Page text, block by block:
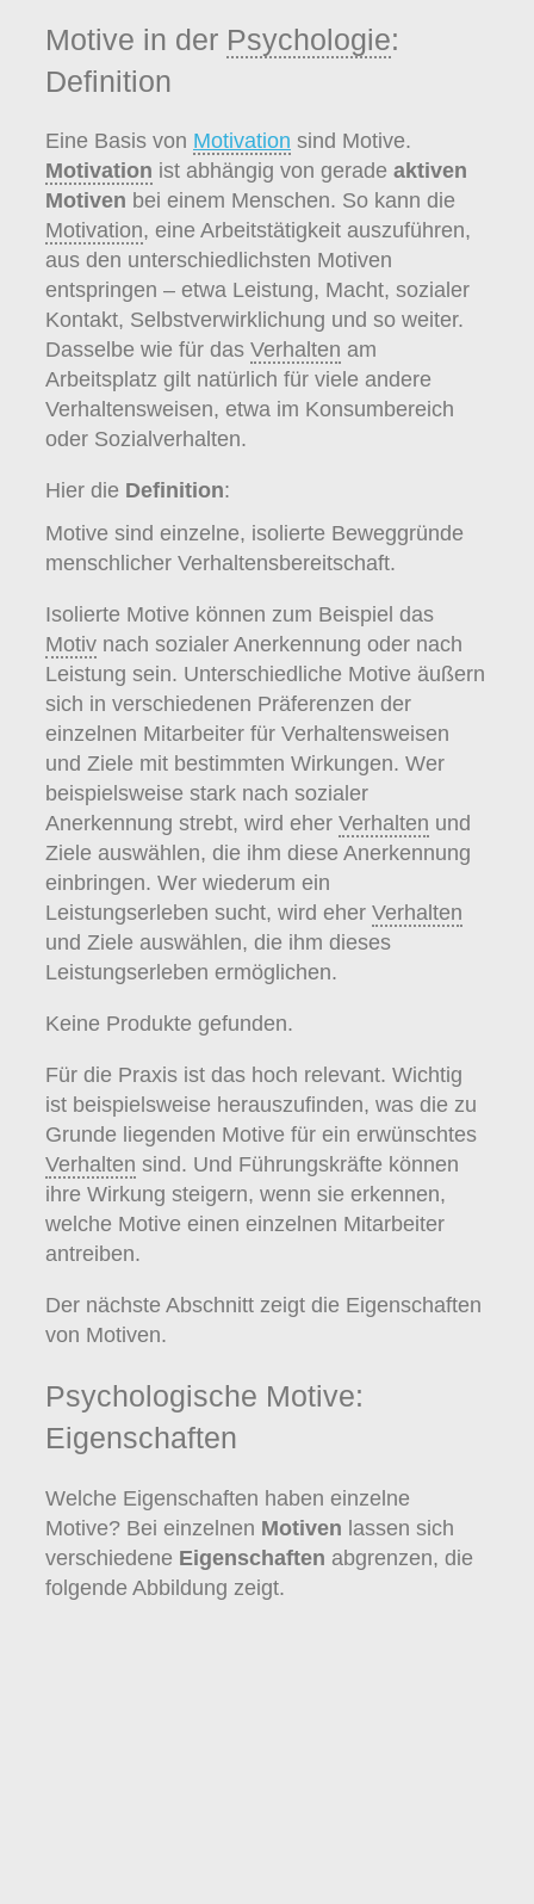
Motive in der Psychologie:
Definition
Eine Basis von Motivation sind Motive.
Motivation ist abhängig von gerade aktiven
Motiven bei einem Menschen. So kann die
Motivation, eine Arbeitstätigkeit auszuführen,
aus den unterschiedlichsten Motiven
entspringen – etwa Leistung, Macht, sozialer
Kontakt, Selbstverwirklichung und so weiter.
Dasselbe wie für das Verhalten am
Arbeitsplatz gilt natürlich für viele andere
Verhaltensweisen, etwa im Konsumbereich
oder Sozialverhalten.
Hier die Definition:
Motive sind einzelne, isolierte Beweggründe
menschlicher Verhaltensbereitschaft.
Isolierte Motive können zum Beispiel das
Motiv nach sozialer Anerkennung oder nach
Leistung sein. Unterschiedliche Motive äußern
sich in verschiedenen Präferenzen der
einzelnen Mitarbeiter für Verhaltensweisen
und Ziele mit bestimmten Wirkungen. Wer
beispielsweise stark nach sozialer
Anerkennung strebt, wird eher Verhalten und
Ziele auswählen, die ihm diese Anerkennung
einbringen. Wer wiederum ein
Leistungserleben sucht, wird eher Verhalten
und Ziele auswählen, die ihm dieses
Leistungserleben ermöglichen.
Keine Produkte gefunden.
Für die Praxis ist das hoch relevant. Wichtig
ist beispielsweise herauszufinden, was die zu
Grunde liegenden Motive für ein erwünschtes
Verhalten sind. Und Führungskräfte können
ihre Wirkung steigern, wenn sie erkennen,
welche Motive einen einzelnen Mitarbeiter
antreiben.
Der nächste Abschnitt zeigt die Eigenschaften
von Motiven.
Psychologische Motive:
Eigenschaften
Welche Eigenschaften haben einzelne
Motive? Bei einzelnen Motiven lassen sich
verschiedene Eigenschaften abgrenzen, die
folgende Abbildung zeigt.